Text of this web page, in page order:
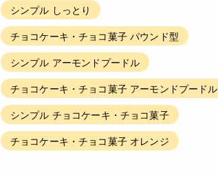
シンプル しっとり
チョコケーキ・チョコ菓子 パウンド型
シンプル アーモンドプードル
チョコケーキ・チョコ菓子 アーモンドプードル
シンプル チョコケーキ・チョコ菓子
チョコケーキ・チョコ菓子 オレンジ